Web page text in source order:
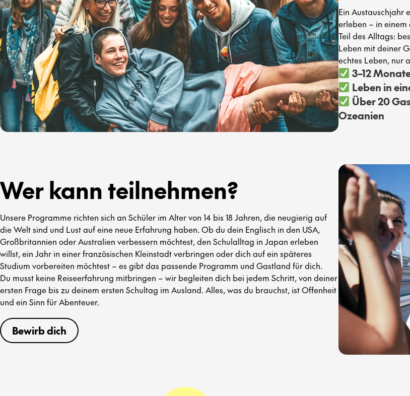
Ein Austauschjahr
erleben – in einem
Teil des Alltags:
Leben mit deiner
echtes Leben, nur
3–12
Leben in
Über 20
Ozeanien
Wer kann teilnehmen?
Unsere Programme richten sich an Schüler im Alter von 14 bis 18 Jahren, die neugierig auf
die Welt sind und Lust auf eine neue Erfahrung haben. Ob du dein Englisch in den USA,
Großbritannien oder Australien verbessern möchtest, den Schulalltag in Japan erleben
willst, ein Jahr in einer französischen Kleinstadt verbringen oder dich auf ein späteres
Studium vorbereiten möchtest – es gibt das passende Programm und Gastland für dich.
Du musst keine Reiseerfahrung mitbringen – wir begleiten dich bei jedem Schritt, von deiner
ersten Frage bis zu deinem ersten Schultag im Ausland. Alles, was du brauchst, ist Offenheit
und ein Sinn für Abenteuer.
Bewirb dich